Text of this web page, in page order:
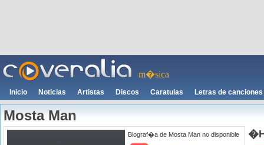
m�sica
Inicio Noticias Artistas Discos Caratulas Letras de canciones
Mosta Man
Biograf�a de Mosta Man no disponible